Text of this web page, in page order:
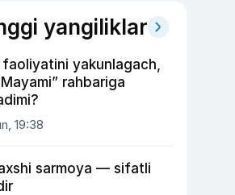
yangiliklar
faoliyatini yakunlagach,
rahbariga
19:38
sarmoya — sifatli